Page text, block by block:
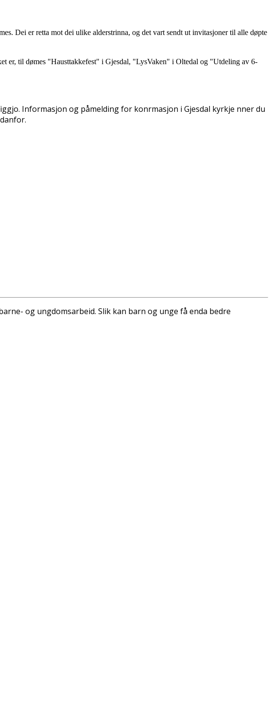
Dei er retta mot dei ulike alderstrinna, og det vart sendt ut invitasjoner til alle døpte
er, til dømes "Hausttakkefest" i Gjesdal, "LysVaken" i Oltedal og "Utdeling av 6-
Informasjon og påmelding for konfirmasjon i Gjesdal kyrkje finner du
og ungdomsarbeid. Slik kan barn og unge få enda bedre